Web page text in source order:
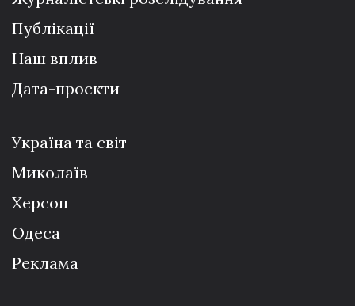
Публікації
Наш вплив
Дата-проєкти
Україна та світ
Миколаїв
Херсон
Одеса
Реклама